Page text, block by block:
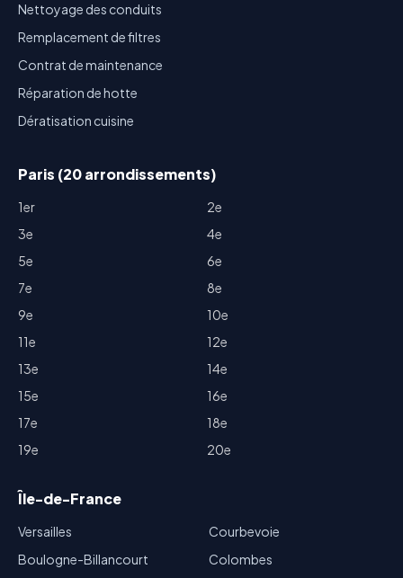
Nettoyage des conduits
Remplacement de filtres
Contrat de maintenance
Réparation de hotte
Dératisation cuisine
Paris (20 arrondissements)
1er
2e
3e
4e
5e
6e
7e
8e
9e
10e
11e
12e
13e
14e
15e
16e
17e
18e
19e
20e
Île-de-France
Versailles
Boulogne-Billancourt
Courbevoie
Colombes